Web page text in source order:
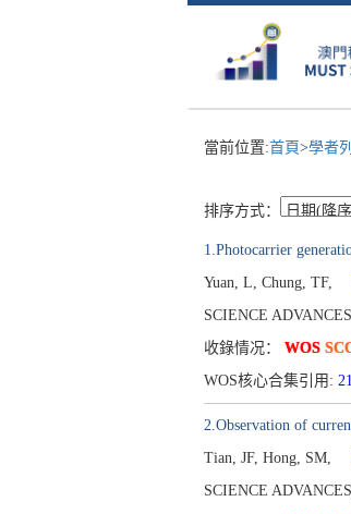
當前位置:首頁>學者
排序方式：
1.Photocarrier
Yuan, L, Chung, TF,
SCIENCE
收錄情况： WOS
WOS核心合集引用:
2.Observation of
Tian, JF, Hong, SM,
SCIENCE